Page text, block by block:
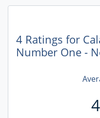
4 Ratings for
Number One -